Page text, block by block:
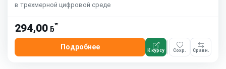
в трехмерной цифровой среде
294,00 ƃ*
Подробнее К курсу Сохр. Сравн.